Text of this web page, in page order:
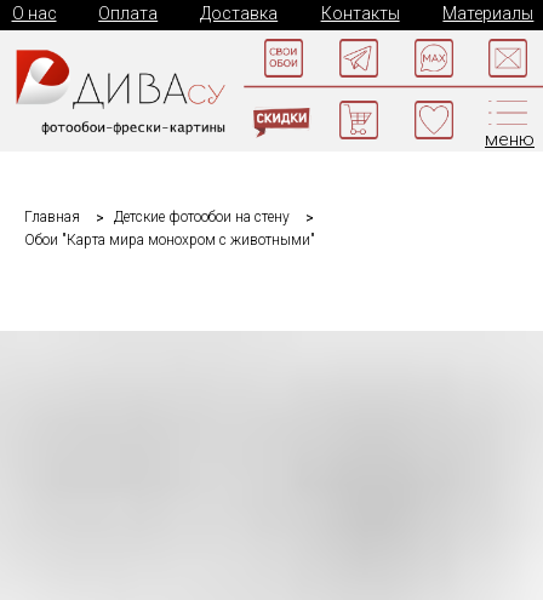
Контакты Материалы
О нас Доставка
Оплата
меню
Главная
Детские фотообои на стену
Обои "Карта мира монохром с животными"